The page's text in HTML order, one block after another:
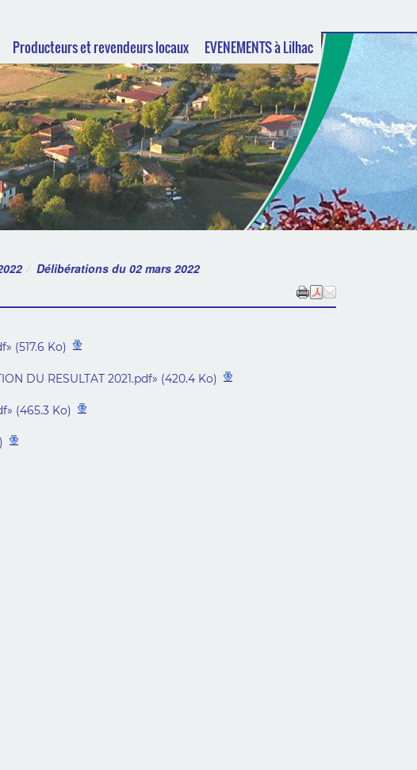
Producteurs et revendeurs locaux EVENEMENTS à Lilhac
Délibérations du 02 mars 2022
(517.6 Ko)
DU RESULTAT 2021.pdf» (420.4 Ko)
(465.3 Ko)